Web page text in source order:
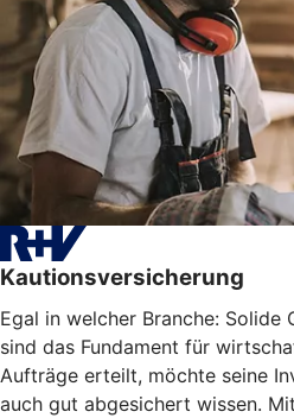
Kautionsversicherung
Egal in welcher Branche: Solide
sind das Fundament für
Aufträge erteilt, möchte seine
auch gut abgesichert wissen.